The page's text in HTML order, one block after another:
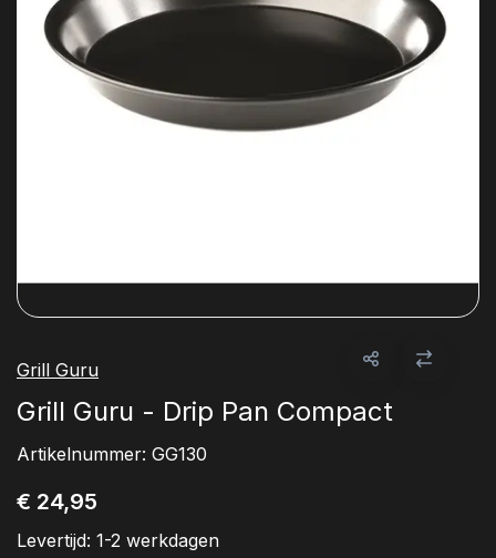
Grill Guru
Grill Guru - Drip Pan Compact
Artikelnummer: GG130
€ 24,95
Levertijd: 1-2 werkdagen